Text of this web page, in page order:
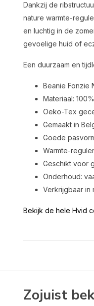
Dankzij de
nature warmte-
en luchtig in de
gevoelige huid of
Een duurzaam en
Beanie Fonzie
Materiaal:
Oeko-Tex
Gemaakt in
Goede
Warmte-
Geschikt voor
Onderhoud:
Verkrijgbaar in
Bekijk de hele Hvid
Zojuist